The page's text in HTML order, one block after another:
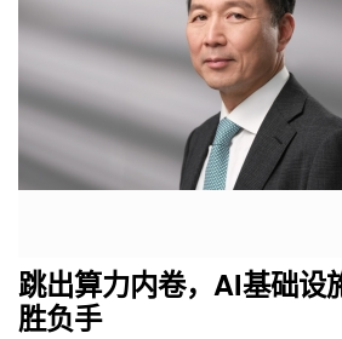
跳出算力内卷，AI基础设
胜负手